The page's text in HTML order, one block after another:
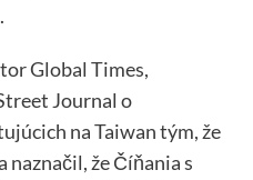
Global Times,
Journal o
na Taiwan tým, že
naznačil, že Číňania s